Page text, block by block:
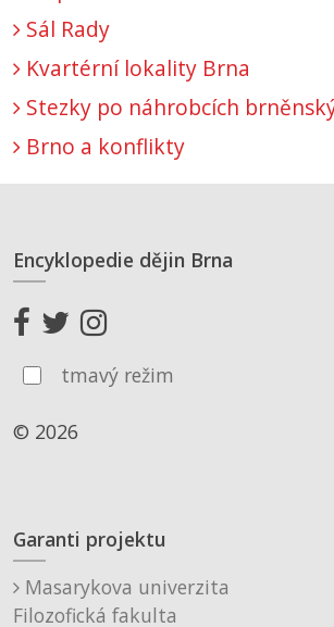
Sál Rady
Kvartérní lokality Brna
Stezky po náhrobcích
Brno a konflikty
Encyklopedie dějin Brna
tmavý režim
© 2026
Garanti projektu
Masarykova univerzita
Filozofická fakulta